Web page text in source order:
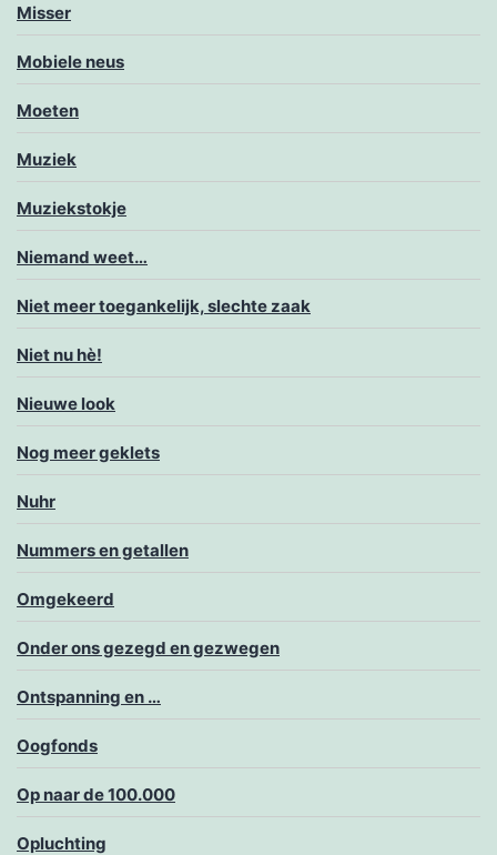
Misser
Mobiele neus
Moeten
Muziek
Muziekstokje
Niemand weet…
Niet meer toegankelijk, slechte zaak
Niet nu hè!
Nieuwe look
Nog meer geklets
Nuhr
Nummers en getallen
Omgekeerd
Onder ons gezegd en gezwegen
Ontspanning en …
Oogfonds
Op naar de 100.000
Opluchting